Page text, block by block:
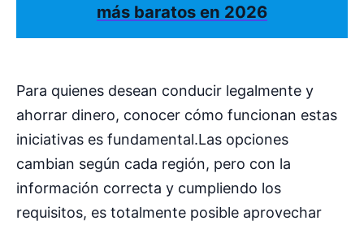
más baratos en 2026
Para quienes desean conducir legalmente y
ahorrar dinero, conocer cómo funcionan estas
iniciativas es fundamental.Las opciones
cambian según cada región, pero con la
información correcta y cumpliendo los
requisitos, es totalmente posible aprovechar